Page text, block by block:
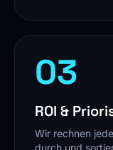
03
ROI &
Wir rechnen